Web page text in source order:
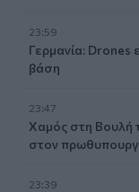
23:59
Γερμανία:
βάση
23:47
Χαμός στη Βουλή
στον
23:39